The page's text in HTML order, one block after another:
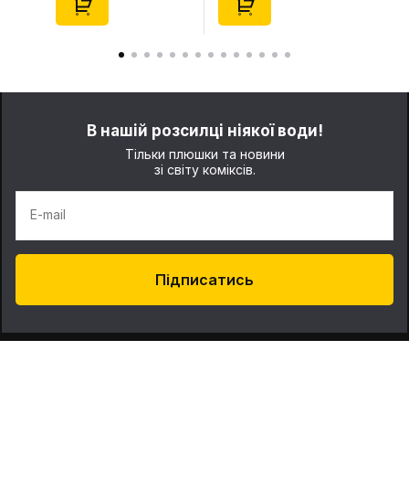
В нашій розсилці ніякої води!
Тільки плюшки та новини
зі світу коміксів.
E-mail
Підписатись